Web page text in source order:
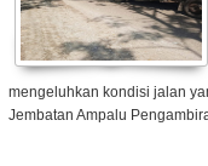
mengeluhkan kondisi jalan
Jembatan Ampalu